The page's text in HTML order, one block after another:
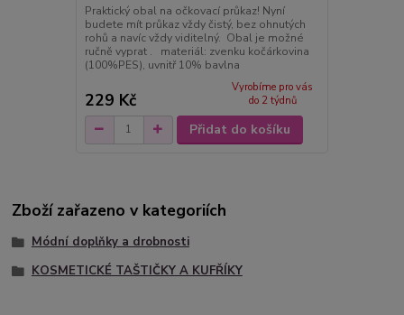
Praktický obal na očkovací průkaz! Nyní
budete mít průkaz vždy čistý, bez ohnutých
rohů a navíc vždy viditelný. Obal je možné
ručně vyprat . materiál: zvenku kočárkovina
(100%PES), uvnitř 10% bavlna
229 Kč
Vyrobíme pro vás
do 2 týdnů
Přidat do košíku
Zboží zařazeno v kategoriích
Módní doplňky a drobnosti
KOSMETICKÉ TAŠTIČKY A KUFŘÍKY